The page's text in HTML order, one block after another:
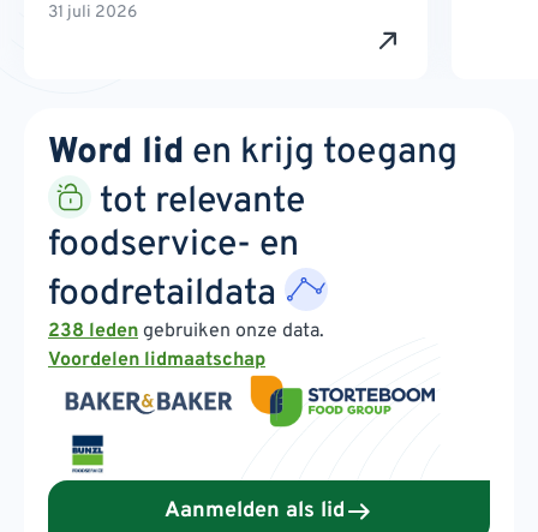
31 juli 2026
Word lid en krijg toegang
tot relevante
foodservice- en
foodretaildata
238 leden gebruiken onze data.
Voordelen lidmaatschap
Aanmelden als lid